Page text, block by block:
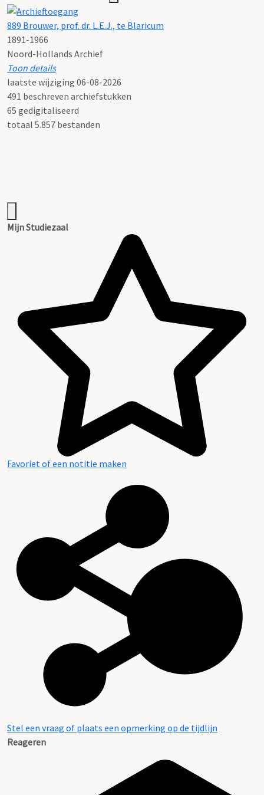
889 Brouwer, prof. dr. L.E.J., te Blaricum
1891-1966
Noord-Hollands Archief
Toon details
Datering:
1891-1966
Omvang in meters
5,80
Gebruiksinformatie:
Inventaris inv.nrs. 1-492. Inv.nrs. 408-413
(audiocassettebandjes) zijn alleen op afspraak te beluisteren.
Inv.nr. 434 is een loos nummer. Prof. dr. L.E.J. Brouwer (1881-
1966) was wiskundige en filosoof.
Creative Commons Zero (CC0) - Public Domain Dedication
Categorie:
Families en Personen
Onderwijs en Wetenschap
laatste wijziging 06-08-2026
491 beschreven archiefstukken
65 gedigitaliseerd
totaal 5.857 bestanden
Mijn Studiezaal
Favoriet of een notitie maken
Stel een vraag of plaats een opmerking op de tijdlijn
Reageren